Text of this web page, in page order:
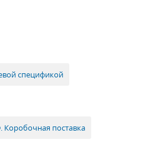
спецификой
Коробочная поставка